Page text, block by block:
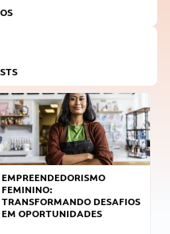
EMPREENDEDORISMO
FEMININO:
TRANSFORMANDO DESAFIOS
EM OPORTUNIDADES